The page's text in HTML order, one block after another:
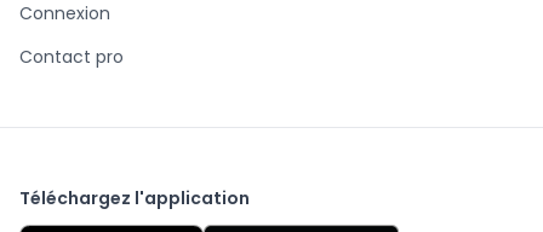
Connexion
Contact pro
Téléchargez l'application